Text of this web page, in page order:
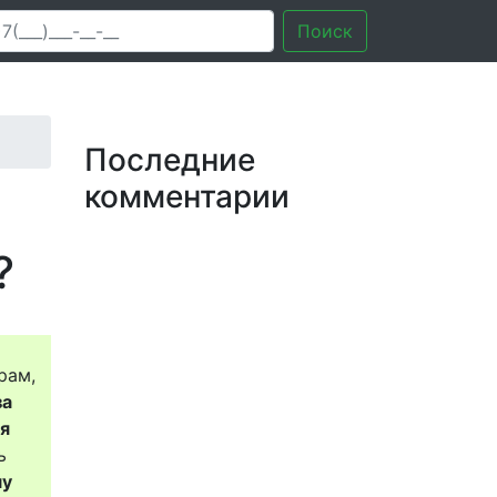
Поиск
Последние
комментарии